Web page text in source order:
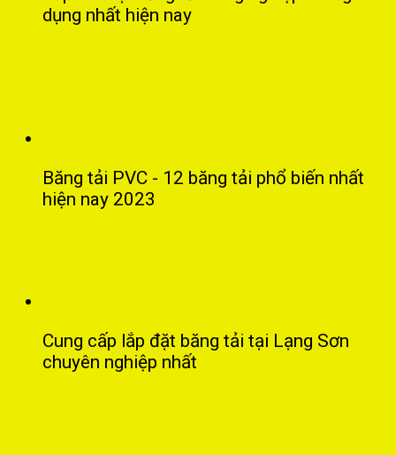
dụng nhất hiện nay
Băng tải PVC - 12 băng tải phổ biến nhất
hiện nay 2023
Cung cấp lắp đặt băng tải tại Lạng Sơn
chuyên nghiệp nhất